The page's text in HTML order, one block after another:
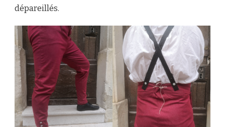
dépareillés.